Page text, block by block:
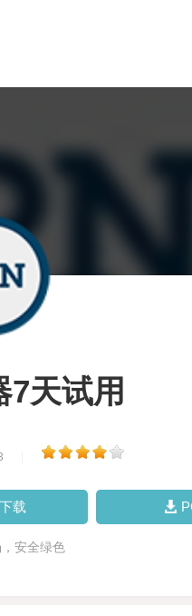
7天试用
载
安全绿色